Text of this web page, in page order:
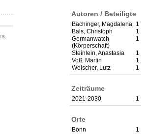
Autoren / Beteiligte
1
Bachinger, Magdalena
1
Bals, Christoph
1
Germanwatch
(Körperschaft)
1
Steinlein, Anastasia
1
Voß, Martin
1
Weischer, Lutz
Zeiträume
1
2021-2030
Orte
1
Bonn